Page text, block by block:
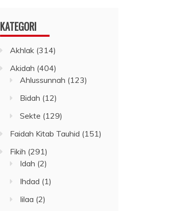
KATEGORI
Akhlak (314)
Akidah (404)
Ahlussunnah (123)
Bidah (12)
Sekte (129)
Faidah Kitab Tauhid (151)
Fikih (291)
Idah (2)
Ihdad (1)
Iilaa (2)